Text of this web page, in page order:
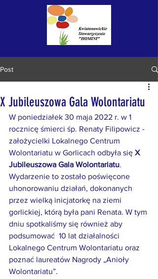
Post
X Jubileuszowa Gala Wolontariatu
W poniedziałek 30 maja 2022 r. w 1
rocznicę śmierci śp. Renaty Filipowicz -
założycielki Lokalnego Centrum
Wolontariatu w Gorlicach odbyła się X
Jubileuszowa Gala Wolontariatu.
Wydarzenie to zostało poświęcone
uhonorowaniu działań, dokonanych
przez wielką inicjatorkę na ziemi
gorlickiej, którą była pani Renata. W tym
dniu spotkaliśmy się również aby
podsumować  10 lat działalności
Lokalnego Centrum Wolontariatu oraz
poznać laureatów Nagrody „Anioły
Wolontariatu”.